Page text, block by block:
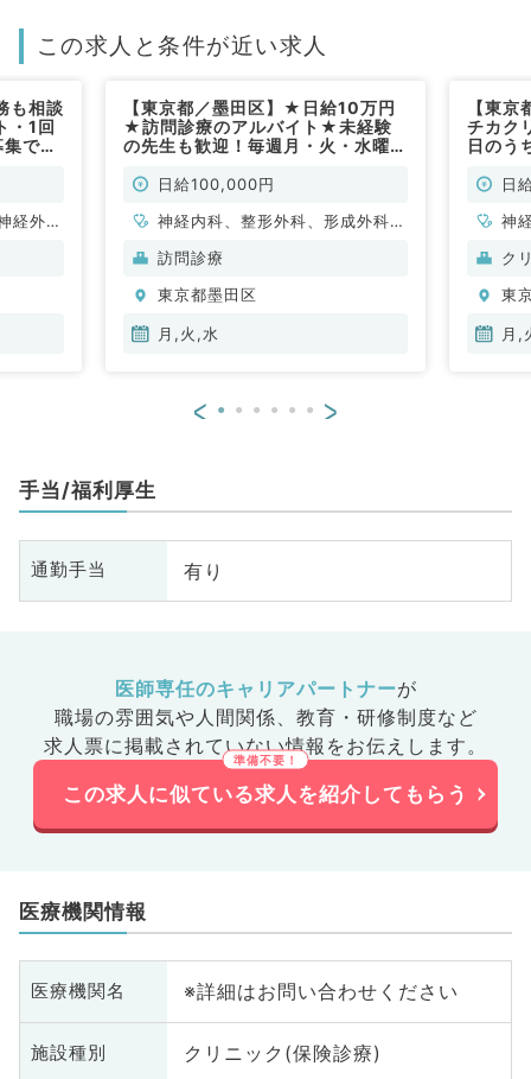
この求人と条件が近い求人
も相談
・1回
です
経外
【東京都／墨田区】★日給10万円
★訪問診療のアルバイト★未経験
の先生も歓迎！毎週月・火・水曜日
リニック♪（内科系,外科系／非常
日給100,000円
神経内科、整形外科、形成外科、
脳神経外科、呼吸器外科、心臓血
呼吸器内科、消化器内科、内分
泌・代謝内科、腎臓内科、老年内
原病科
訪問診療
東京都墨田区
月,火,水
【東
チカク
日のう
非常勤
日
神
科
臓
科
ク
東
月,
< >
手当/福利厚生
通勤手当 有り
医師専任のキャリアパートナーが
職場の雰囲気や人間関係、 教育・研修制度など
求人票に掲載されていない情報をお伝えします。
この求人に似ている求人を紹介してもらう
医療機関情報
医療機関名 ※詳細はお問い合わせください
施設種別 クリニック(保険診療)